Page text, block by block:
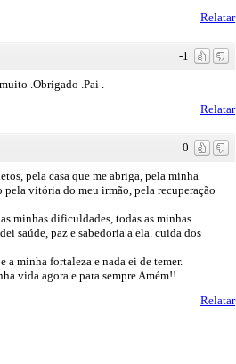
Relatar
-1
.Obrigado .Pai .
Relatar
0
pela casa que me abriga, pela minha
vitória do meu irmão, pela recuperação
minhas dificuldades, todas as minhas
saúde, paz e sabedoria a ela. cuida dos
a minha fortaleza e nada ei de temer.
vida agora e para sempre Amém!!
Relatar